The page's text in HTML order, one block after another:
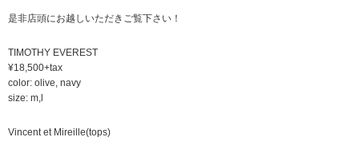
是非店頭にお越しいただきご覧下さい！
TIMOTHY EVEREST
¥18,500+tax
color: olive, navy
size: m,l
Vincent et Mireille(tops)